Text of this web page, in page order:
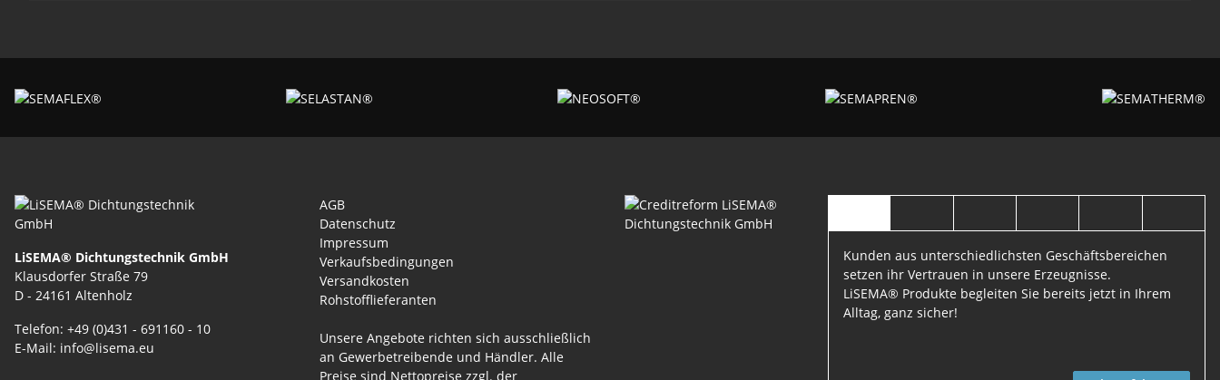
LiSEMA® Dichtungstechnik GmbH
Klausdorfer Straße 79
D - 24161 Altenholz
Telefon: +49 (0)431 - 691160 - 10
E-Mail: info@lisema.eu
AGB
Datenschutz
Impressum
Verkaufsbedingungen
Versandkosten
Rohstofflieferanten
Unsere Angebote richten sich ausschließlich
an Gewerbetreibende und Händler. Alle
Preise sind Nettopreise zzgl. der
Kunden aus unterschiedlichsten Geschäftsbereichen
setzen ihr Vertrauen in unsere Erzeugnisse.
LiSEMA® Produkte begleiten Sie bereits jetzt in Ihrem
Alltag, ganz sicher!